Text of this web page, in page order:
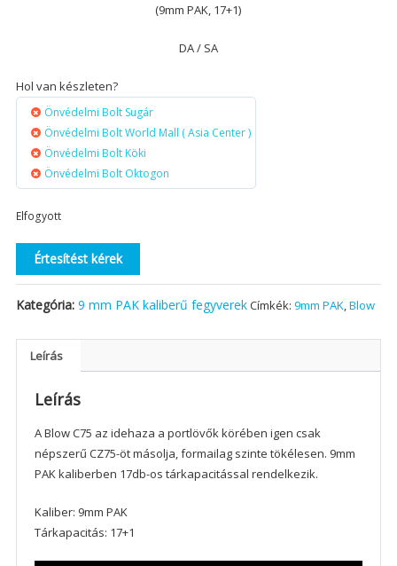
(9mm PAK, 17+1)
DA / SA
Hol van készleten?
Önvédelmi Bolt Sugár
Önvédelmi Bolt World Mall ( Asia Center )
Önvédelmi Bolt Köki
Önvédelmi Bolt Oktogon
Elfogyott
Értesítést kérek
Kategória: 9 mm PAK kaliberű fegyverekCímkék: 9mm PAK,Blow
Leírás
Leírás
A Blow C75 az idehaza a portlövők körében igen csak
népszerű CZ75-öt másolja, formailag szinte tökélesen. 9mm
PAK kaliberben 17db-os tárkapacitással rendelkezik.
Kaliber: 9mm PAK
Tárkapacitás: 17+1